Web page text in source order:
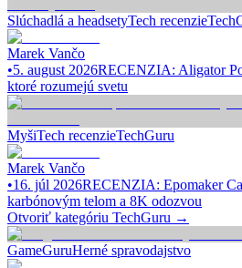
Slúchadlá a headsetyTech recenzie
Marek Vančo
•5. august 2026RECENZIA: Aligator
ktoré rozumejú svetu
MyšiTech recenzieTechGuru
Marek Vančo
•16. júl 2026RECENZIA: Epomaker
karbónovým telom a 8K odozvou
Otvoriť kategóriu TechGuru →
GameGuruHerné spravodajstvo